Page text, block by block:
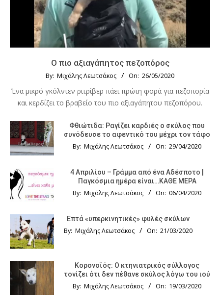
Ο πιο αξιαγάπητος πεζοπόρος
By: Μιχάλης Λεωτσάκος On: 26/05/2020
Ένα μικρό γκόλντεν ριτρίβερ πάει πρώτη φορά για πεζοπορία
και κερδίζει το βραβείο του πιο αξιαγάπητου πεζοπόρου.
Φθιώτιδα: Ραγίζει καρδιές ο σκύλος που
συνόδευσε το αφεντικό του μέχρι τον τάφο
By: Μιχάλης Λεωτσάκος On: 29/04/2020
4 Απριλίου – Γράμμα από ένα Αδέσποτο |
Παγκόσμια ημέρα είναι…ΚΑΘΕ ΜΕΡΑ
By: Μιχάλης Λεωτσάκος On: 06/04/2020
Επτά «υπερκινητικές» φυλές σκύλων
By: Μιχάλης Λεωτσάκος On: 21/03/2020
Κορονοϊός: Ο κτηνιατρικός σύλλογος
τονίζει ότι δεν πέθανε σκύλος λόγω του ιού
By: Μιχάλης Λεωτσάκος On: 19/03/2020